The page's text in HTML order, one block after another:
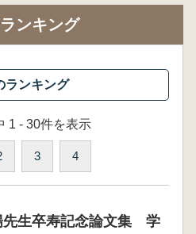
ンキング
1 - 30件を表示
3 4
先生卒寿記念論文集 学